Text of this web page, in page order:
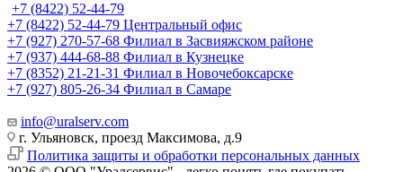
+7 (8422) 52-44-79
+7 (8422) 52-44-79 Центральный офис
+7 (927) 270-57-68 Филиал в Засвияжском районе
+7 (937) 444-68-88 Филиал в Кузнецке
+7 (8352) 21-21-31 Филиал в Новочебоксарске
+7 (927) 805-26-34 Филиал в Самаре
info@uralserv.com
г. Ульяновск, проезд Максимова, д.9
Политика защиты и обработки персональных данных